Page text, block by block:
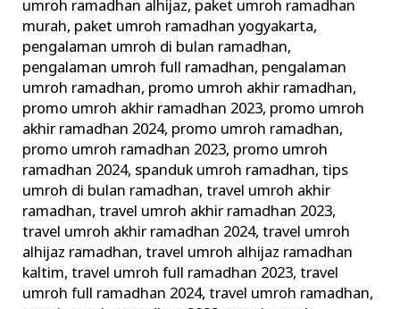
umroh ramadhan alhijaz, paket umroh ramadhan
murah, paket umroh ramadhan yogyakarta,
pengalaman umroh di bulan ramadhan,
pengalaman umroh full ramadhan, pengalaman
umroh ramadhan, promo umroh akhir ramadhan,
promo umroh akhir ramadhan 2023, promo umroh
akhir ramadhan 2024, promo umroh ramadhan,
promo umroh ramadhan 2023, promo umroh
ramadhan 2024, spanduk umroh ramadhan,tips
umroh di bulan ramadhan,travel umroh akhir
ramadhan,travel umroh akhir ramadhan 2023,
travel umroh akhir ramadhan 2024,travel umroh
alhijaz ramadhan,travel umroh alhijaz ramadhan
kaltim,travel umroh full ramadhan 2023,travel
umroh full ramadhan 2024,travel umroh ramadhan,